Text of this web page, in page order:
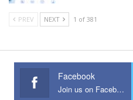
PREV NEXT 1 of 381
Facebook
Join us on Facebook